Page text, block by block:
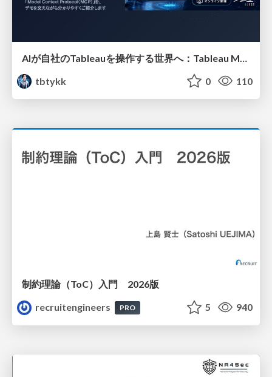
tbtykk
0 110
制約理論（ToC）入門 2026版
recruitengineers
PRO 5 940